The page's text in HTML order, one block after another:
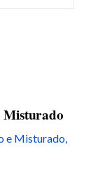
Misturado
e Misturado,